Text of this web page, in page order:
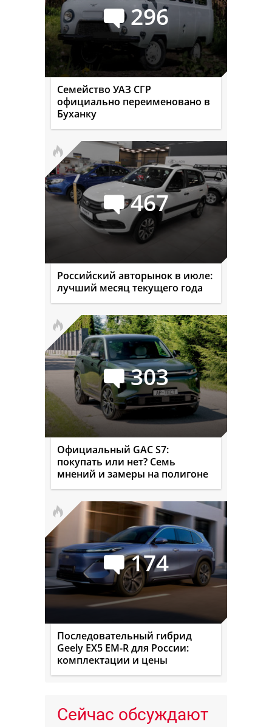
296
Семейство УАЗ СГР
официально переименовано в
Буханку
467
Российский авторынок в июле:
лучший месяц текущего года
303
Официальный GAC S7:
покупать или нет? Семь
мнений и замеры на полигоне
174
Последовательный гибрид
Geely EX5 EM-R для России:
комплектации и цены
Сейчас обсуждают